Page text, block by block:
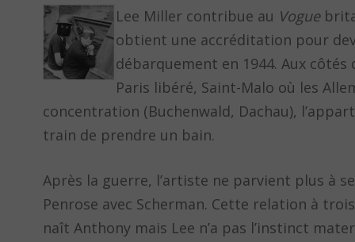
Lee Miller contribue au Vogue
obtient une accréditation pour
débarquement en 1944. Aux côtés
Paris libéré, Saint-Malo où les
concentration (Buchenwald, Dachau),
train de prendre un bain.
Après la guerre, l’artiste ne parvient plus à
Penrose avec Scherman. Cette relation à
naît Anthony mais Lee n’a pas l’instinct